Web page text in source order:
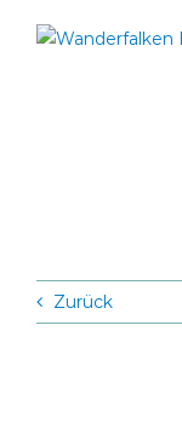
Inhalt
Zurück